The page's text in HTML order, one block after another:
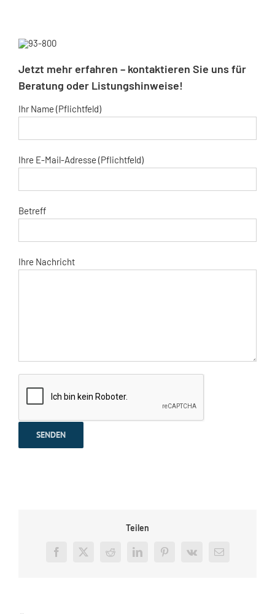
Jetzt mehr erfahren – kontaktieren Sie uns für
Beratung oder Listungshinweise!
Ihr Name (Pflichtfeld)
Ihre E-Mail-Adresse (Pflichtfeld)
Betreff
Ihre Nachricht
Teilen
Facebook
X RedditLinkedInPinterest
Vk
E-